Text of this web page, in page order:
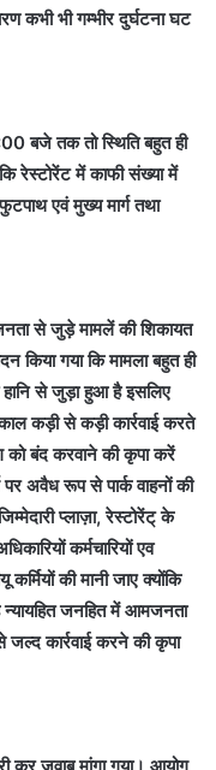
कभी भी गम्भीर दुर्घटना घट
बजे तक तो स्थिति बहुत ही
रेस्टोरेंट में काफी संख्या में
एवं मुख्य मार्ग तथा
से जुड़े मामलें की शिकायत
किया गया कि मामला बहुत ही
से जुड़ा हुआ है इसलिए
कड़ी से कड़ी कार्रवाई करते
को बंद करवाने की कृपा करें
अवैध रूप से पार्क वाहनों की
प्लाज़ा, रेस्टोरेंट् के
कर्मचारियों एव
कर्मियों की मानी जाए क्योंकि
जनहित में आमजनता
कार्रवाई करने की कृपा
कर जवाब मांगा गया। आयोग